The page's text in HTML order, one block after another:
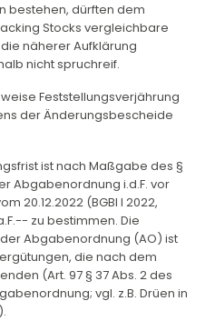
bestehen, dürften dem
Stocks vergleichbare
näherer Aufklärung
nicht spruchreif.
Feststellungsverjährung
der Änderungsbescheide
ist nach Maßgabe des §
Abgabenordnung i.d.F. vor
20.12.2022 (BGBl I 2022,
zu bestimmen. Die
der Abgabenordnung (AO) ist
die nach dem
(Art. 97 § 37 Abs. 2 des
vgl. z.B. Drüen in